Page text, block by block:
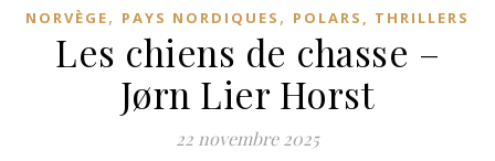
NORVÈGE, PAYS NORDIQUES , POLARS, THRILLERS
Les chiens de chasse –
Jørn Lier Horst
22 novembre 2025